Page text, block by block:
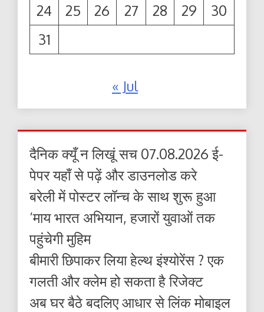
24
25 26 27 28 29
30
31
« Jul
दैनिक क्यूँ न लिखूं सच 07.08.2026 ई-
पेपर यहाँ से पढ़ें और डाउनलोड करे
बरेली में पोस्टर लॉन्च के साथ शुरू हुआ
‘माय भारत अभियान, हजारों युवाओं तक
पहुंचेगी मुहिम
बीमारी छिपाकर लिया हेल्थ इंश्योरेंस ? एक
गलती और क्लेम हो सकता है रिजेक्ट
अब घर बैठे बदलिए आधार से लिंक मोबाइल